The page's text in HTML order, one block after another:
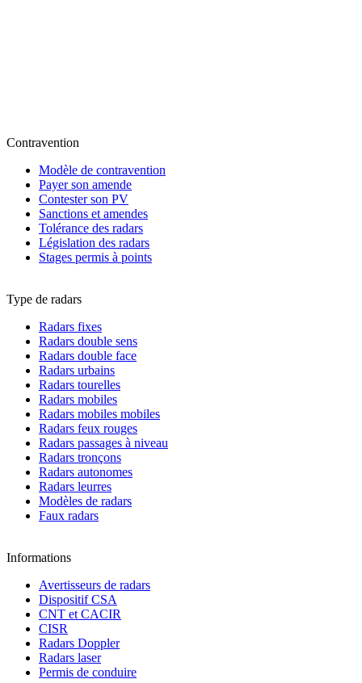
Contravention
Modèle de contravention
Payer son amende
Contester son PV
Sanctions et amendes
Tolérance des radars
Législation des radars
Stages permis à points
Type de radars
Radars fixes
Radars double sens
Radars double face
Radars urbains
Radars tourelles
Radars mobiles
Radars mobiles mobiles
Radars feux rouges
Radars passages à niveau
Radars tronçons
Radars autonomes
Radars leurres
Modèles de radars
Faux radars
Informations
Avertisseurs de radars
Dispositif CSA
CNT et CACIR
CISR
Radars Doppler
Radars laser
Permis de conduire